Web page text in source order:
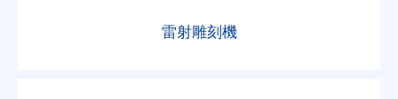
雷射雕刻機